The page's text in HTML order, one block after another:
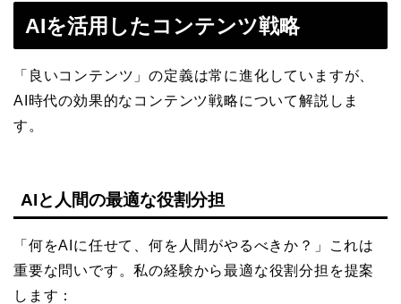
AIを活用したコンテンツ戦略
「良いコンテンツ」の定義は常に進化していますが、
AI時代の効果的なコンテンツ戦略について解説しま
す。
AIと人間の最適な役割分担
「何をAIに任せて、何を人間がやるべきか？」これは
重要な問いです。私の経験から最適な役割分担を提案
します：